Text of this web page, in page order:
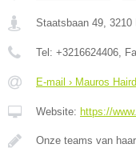
Staatsbaan 49 3210
Tel: +3216624406 ,
E-mail › Mauros
Website: https://
Onze teams van